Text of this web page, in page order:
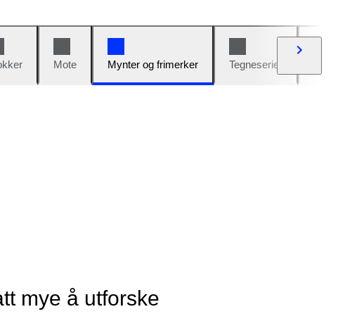
Mote Mynter og frimerker Tegneserier
mye å utforske